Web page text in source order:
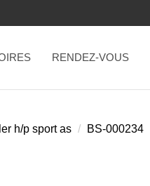
RENDEZ-VOUS
h/p sport as BS-000234